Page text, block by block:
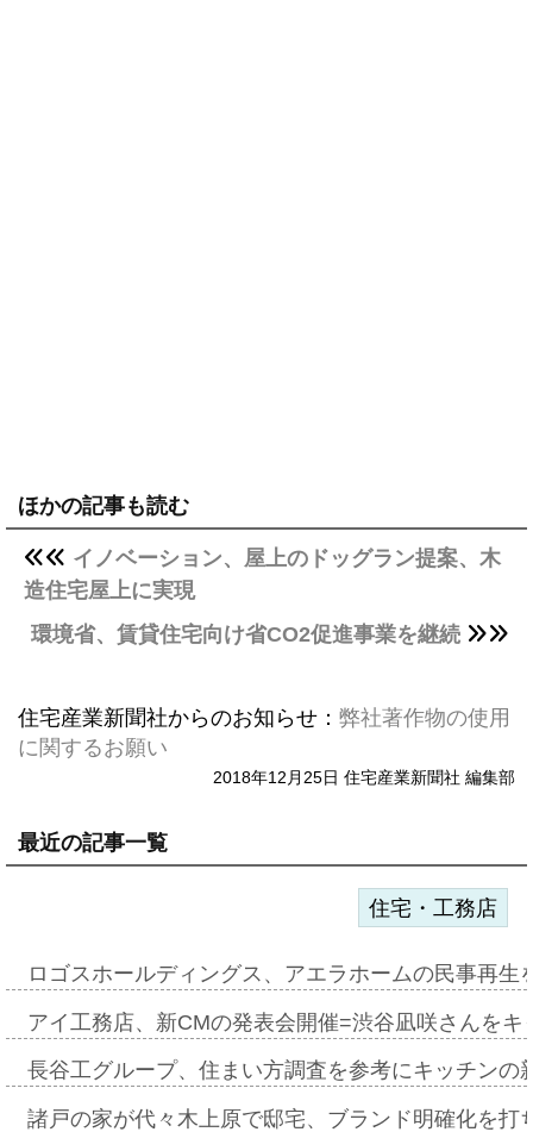
ほかの記事も読む
イノベーション、屋上のドッグラン提案、木
造住宅屋上に実現
環境省、賃貸住宅向け省CO2促進事業を継続
住宅産業新聞社からのお知らせ： 弊社著作物の使用
に関するお願い
2018年12月25日 住宅産業新聞社 編集部
最近の記事一覧
住宅・工務店
ロゴスホールディングス、アエラホームの民事再
アイ工務店、新CMの発表会開催=渋谷凪咲さんを
長谷工グループ、住まい方調査を参考にキッチン
諸戸の家が代々木上原で邸宅、ブランド明確化を